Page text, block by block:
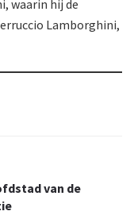
waarin hij de
Lamborghini,
van de